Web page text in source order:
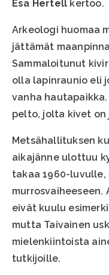
Esa Hertell kertoo.
Arkeologi huomaa
jättämät
Sammaloitunut
olla lapinraunio eli
vanha
pelto, jolta kivet on
Metsähallituksen
aikajänne ulottuu
takaa 1960-
eivät kuulu
mutta Taivainen
mielenkiintoista
tutkijoille.